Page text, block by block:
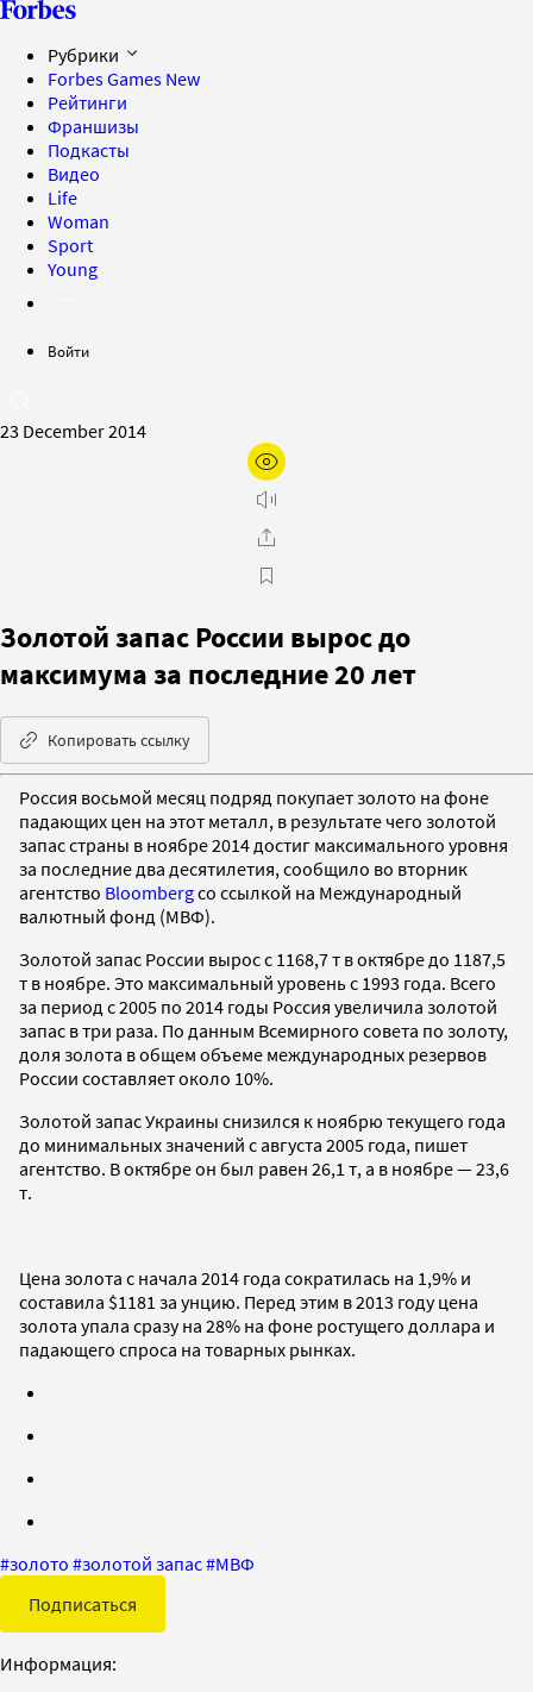
Рубрики
Forbes Games New
Рейтинги
Франшизы
Подкасты
Видео
Life
Woman
Sport
Young
Войти
23 December 2014
Золотой запас России вырос до
максимума за последние 20 лет
Копировать ссылку
Россия восьмой месяц подряд покупает золото на фоне
падающих цен на этот металл, в результате чего золотой
запас страны в ноябре 2014 достиг максимального уровня
за последние два десятилетия, сообщило во вторник
агентство Bloombergсо ссылкой на Международный
валютный фонд (МВФ).
Золотой запас России вырос с 1168,7 т в октябре до 1187,5
т в ноябре. Это максимальный уровень с 1993 года. Всего
за период с 2005 по 2014 годы Россия увеличила золотой
запас в три раза. По данным Всемирного совета по золоту,
доля золота в общем объеме международных резервов
России составляет около 10%.
Золотой запас Украины снизился к ноябрю текущего года
до минимальных значений с августа 2005 года, пишет
агентство. В октябре он был равен 26,1 т, а в ноябре — 23,6
т.
Цена золота с начала 2014 года сократилась на 1,9% и
составила $1181 за унцию. Перед этим в 2013 году цена
золота упала сразу на 28% на фоне ростущего доллара и
падающего спроса на товарных рынках.
#золото #золотой запас#МВФ
Подписаться
Информация: